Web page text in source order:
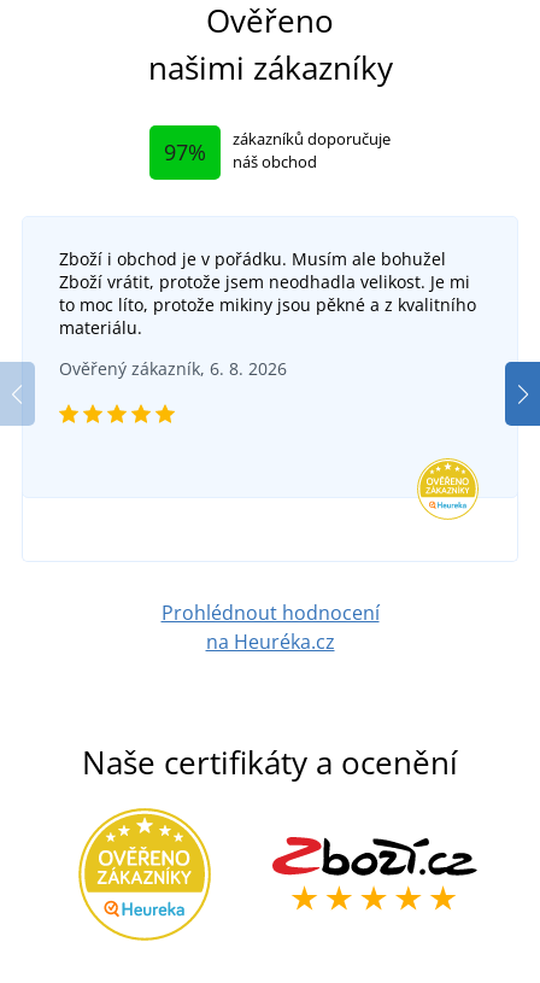
Ověřeno
našimi zákazníky
97%
zákazníků doporučuje
náš obchod
Zboží i obchod je v pořádku. Musím ale bohužel
Zboží vrátit, protože jsem neodhadla velikost. Je mi
to moc líto, protože mikiny jsou pěkné a z kvalitního
materiálu.
Ověřený zákazník, 6. 8. 2026
Prohlédnout hodnocení
na Heuréka.cz
Naše certifikáty a ocenění